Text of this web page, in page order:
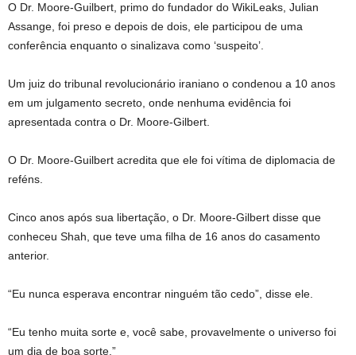
O Dr. Moore-Guilbert, primo do fundador do WikiLeaks, Julian
Assange, foi preso e depois de dois, ele participou de uma
conferência enquanto o sinalizava como ‘suspeito’.
Um juiz do tribunal revolucionário iraniano o condenou a 10 anos
em um julgamento secreto, onde nenhuma evidência foi
apresentada contra o Dr. Moore-Gilbert.
O Dr. Moore-Guilbert acredita que ele foi vítima de diplomacia de
reféns.
Cinco anos após sua libertação, o Dr. Moore-Gilbert disse que
conheceu Shah, que teve uma filha de 16 anos do casamento
anterior.
“Eu nunca esperava encontrar ninguém tão cedo”, disse ele.
“Eu tenho muita sorte e, você sabe, provavelmente o universo foi
um dia de boa sorte.”